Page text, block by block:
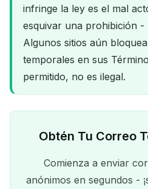
infringe la ley es el mal
esquivar una prohibición -
Algunos sitios aún
temporales en sus
permitido, no es ilegal.
Obtén Tu Correo
Comienza a enviar
anónimos en segundos -